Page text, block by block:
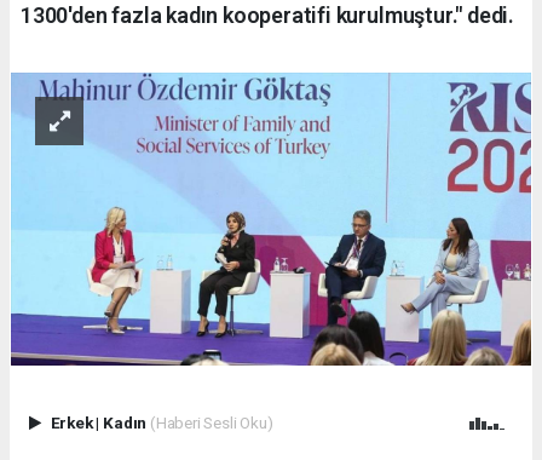
1300'den fazla kadın kooperatifi kurulmuştur." dedi.
Erkek| Kadın (Haberi Sesli Oku)